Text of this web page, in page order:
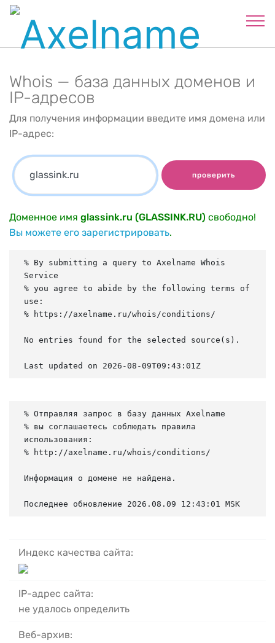
Whois — база данных доменов и
IP-адресов
Для получения информации введите имя домена или
IP-адрес:
проверить
Доменное имя glassink.ru (GLASSINK.RU) свободно!
Вы можете его зарегистрировать.
% By submitting a query to Axelname Whois
Service
% you agree to abide by the following terms of
use:
% https://axelname.ru/whois/conditions/
No entries found for the selected source(s).
Last updated on 2026-08-09T09:43:01Z
% Отправляя запрос в базу данных Axelname
% вы соглашаетесь соблюдать правила
использования:
% http://axelname.ru/whois/conditions/
Информация о домене не найдена.
Последнее обновление 2026.08.09 12:43:01 MSK
Индекс качества сайта:
IP-адрес сайта:
не удалось определить
Веб-архив: